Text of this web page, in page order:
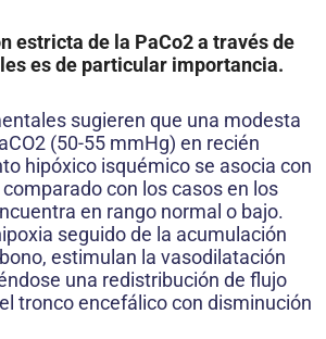
estricta de la PaCo2 a través de
es de particular importancia.
sugieren que una modesta
(50-55 mmHg) en recién
hipóxico isquémico se asocia con
con los casos en los
en rango normal o bajo.
seguido de la acumulación
estimulan la vasodilatación
una redistribución de flujo
tronco encefálico con disminución